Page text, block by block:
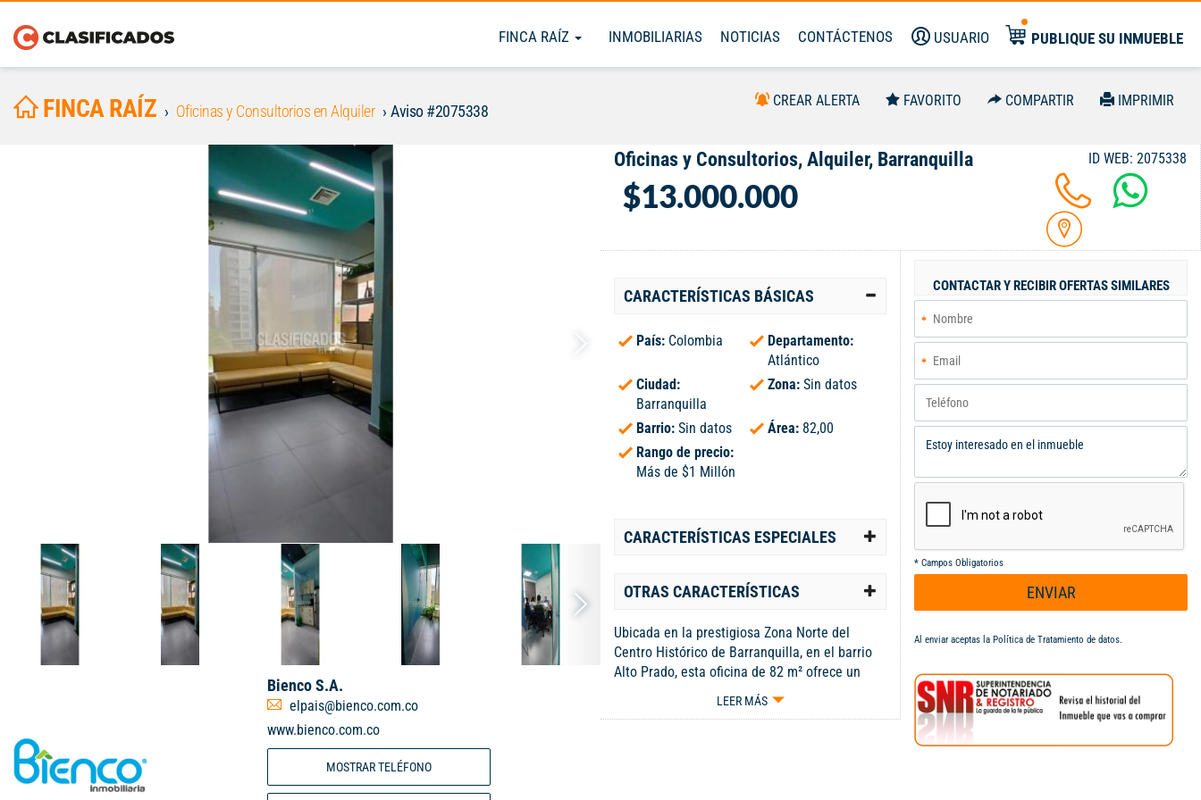
FINCA RAÍZ INMOBILIARIAS NOTICIAS CONTÁCTENOS USUARIO PUBLIQUE SU INMUEBLE
FINCA RAÍZ Oficinas y Consultorios en Alquiler Aviso #2075338
CREAR ALERTA FAVORITO COMPARTIR IMPRIMIR
Bienco S.A.
elpais@bienco.com.co
www.bienco.com.co
MOSTRAR TELÉFONO
Oficinas y Consultorios, Alquiler, Barranquilla
$13.000.000
ID WEB: 2075338
CARACTERÍSTICAS BÁSICAS
País: Colombia
Departamento:
Atlántico
Ciudad:
Barranquilla
Zona: Sin datos
Barrio: Sin datos Área: 82,00
Rango de precio:
Más de $1 Millón
CARACTERÍSTICAS ESPECIALES
OTRAS CARACTERÍSTICAS
Ubicada en la prestigiosa Zona Norte del
Centro Histórico de Barranquilla, en el barrio
Alto Prado, esta oficina de 82 m² ofrece un
entorno ideal para el desarrollo de actividades
comerciales. Construida en 2018, la propiedad
LEER MÁS
CONTACTAR Y RECIBIR OFERTAS SIMILARES
* Campos Obligatorios
ENVIAR
Al enviar aceptas la Política de Tratamiento de datos.